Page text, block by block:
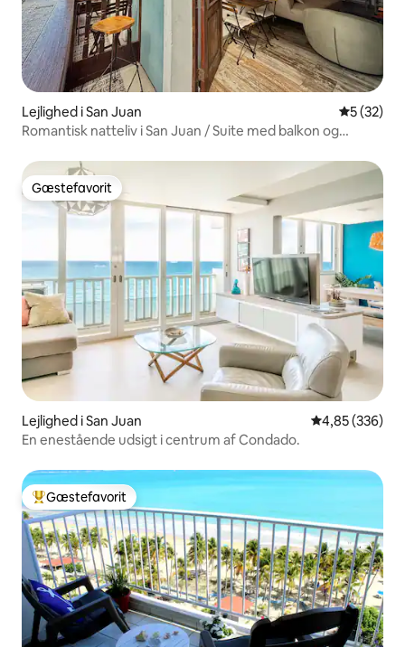
Lejlighed i San Juan 5 ud af 5 i
5 (32)
Romantisk natteliv i San Juan / Suite med balkon og
Gæstefavorit
Gæstefavorit
Lejlighed i San Juan 4,85 ud af 5 i
4,85 (336)
En enestående udsigt i centrum af Condado.
Bedste gæstefavorit
Gæstefavorit